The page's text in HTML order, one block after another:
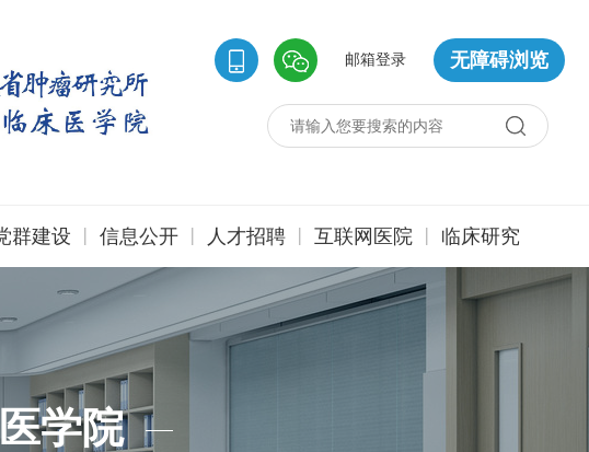
无障碍浏览
邮箱登录
群建设 | 信息公开 | 人才招聘 | 互联网医院 | 临床研究
学院